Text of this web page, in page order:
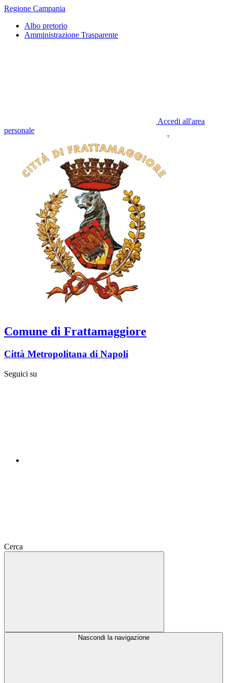
Regione Campania
Albo pretorio
Amministrazione Trasparente
Accedi all'area
personale
Comune di Frattamaggiore
Città Metropolitana di Napoli
Seguici su
Cerca
Nascondi la navigazione